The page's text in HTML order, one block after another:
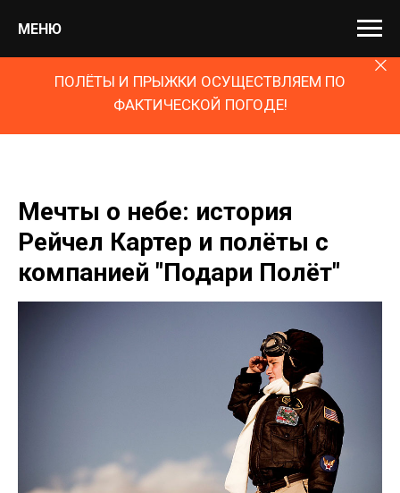
МЕНЮ
ПОЛЁТЫ И ПРЫЖКИ ОСУЩЕСТВЛЯЕМ ПО
ФАКТИЧЕСКОЙ ПОГОДЕ!
Мечты о небе: история
Рейчел Картер и полёты с
компанией "Подари Полёт"